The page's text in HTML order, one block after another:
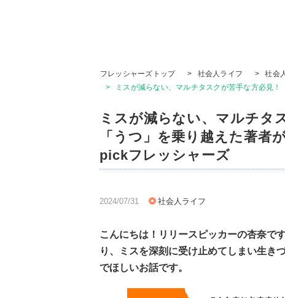
フレッシャーズトップ > 社会人ライフ >
社会
>
ミスが減らない、マルチタスクが苦手な方必見
ミスが減らない、マルチタ
「うつ」を乗り越えた著者
pickフレッシャーズ
2024/07/31 社会人ライフ
こんにちは！リリースピッカーの杏奈で
り、ミスを深刻に受け止めてしまい生き
でほしいお話です。